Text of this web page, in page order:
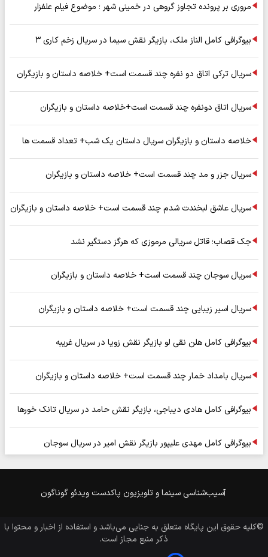
مروری بر پرونده تجاوز گروهی در خمینی شهر ؛ موضوع فیلم علفزار
بیوگرافی کامل الناز ملک، بازیگر نقش سیما در سریال زخم کاری ۳
سریال ترکی اتاق دو نفره چند قسمت است+ خلاصه داستان و بازیگران
سریال اتاق دونفره چند قسمت است+خلاصه داستان و بازیگران
خلاصه داستان و بازیگران سریال داستان یک شب+ تعداد قسمت ها
سریال جزر و مد چند قسمت است+ خلاصه داستان و بازیگران
سریال عاشق لبخندت شدم چند قسمت است+ خلاصه داستان و بازیگران
جک قصاب؛ قاتل سریالی مرموزی که هرگز دستگیر نشد
سریال سوجان چند قسمت است+ خلاصه داستان و بازیگران
سریال اسیر زیبایی چند قسمت است+ خلاصه داستان و بازیگران
بیوگرافی کامل هلن نقی لو بازیگر نقش زویا در سریال غریبه
سریال بامداد خمار چند قسمت است+ خلاصه داستان و بازیگران
بیوگرافی کامل هادی دیباجی، بازیگر نقش حامد در سریال تانک خورها
بیوگرافی کامل مهدی علیپور بازیگر نقش امیر در سریال سوجان
آسیب‌شناسی سینما و تلویزیون پاکدست ویدئو گوناگون
©کلیه حقوق این پایگاه متعلق به جنایی می‌باشد و استفاده از اخبار و محتوا با
ذکر منبع مجاز است.